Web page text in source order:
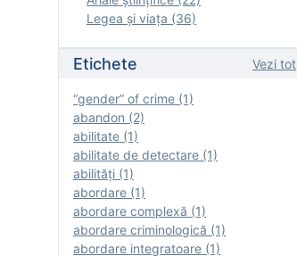
Legea şi viaţa (36)
Etichete Vezi tot
“gender” of crime (1)
abandon (2)
abilitate (1)
abilitate de detectare (1)
abilităţi (1)
abordare (1)
abordare complexă (1)
abordare criminologică (1)
abordare integratoare (1)